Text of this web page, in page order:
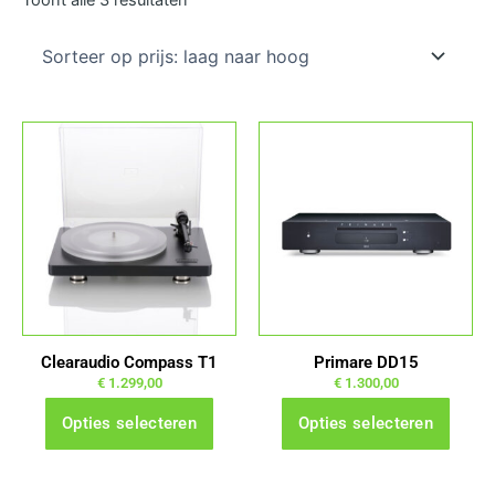
hoog
Clearaudio Compass T1
€1.299,00
Opties selecteren
meerdere
variaties.
Deze
optie
worden
op
de
productpagina
Primare DD15
€1.300,00
Opties selecteren
meerdere
variaties.
worden
op
de
productpagina